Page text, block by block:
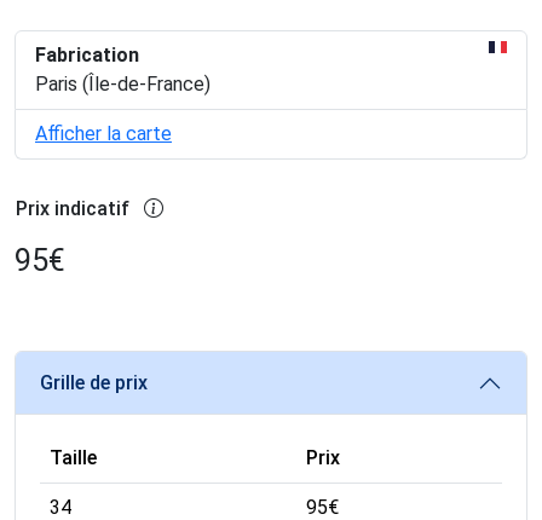
Fabrication
Paris (Île-de-France)
Afficher la carte
Prix indicatif
95€
Grille de prix
Taille Prix
34 95€